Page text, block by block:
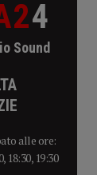
4
Sound
alle ore:
18:30, 19:30